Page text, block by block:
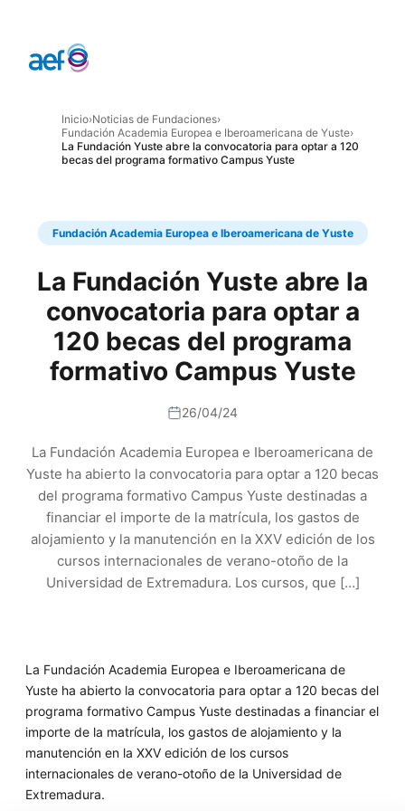
Inicio›Noticias de Fundaciones›
Fundación Academia Europea e Iberoamericana de Yuste›
La Fundación Yuste abre la convocatoria para optar a 120
becas del programa formativo Campus Yuste
Fundación Academia Europea e Iberoamericana de Yuste
La Fundación Yuste abre la
convocatoria para optar a
120 becas del programa
formativo Campus Yuste
26/04/24
La Fundación Academia Europea e Iberoamericana de
Yuste ha abierto la convocatoria para optar a 120 becas
del programa formativo Campus Yuste destinadas a
financiar el importe de la matrícula, los gastos de
alojamiento y la manutención en la XXV edición de los
cursos internacionales de verano-otoño de la
Universidad de Extremadura. Los cursos, que […]
La Fundación Academia Europea e Iberoamericana de
Yuste ha abierto la convocatoria para optar a 120 becas del
programa formativo Campus Yuste destinadas a financiar el
importe de la matrícula, los gastos de alojamiento y la
manutención en la XXV edición de los cursos
internacionales de verano-otoño de la Universidad de
Extremadura.